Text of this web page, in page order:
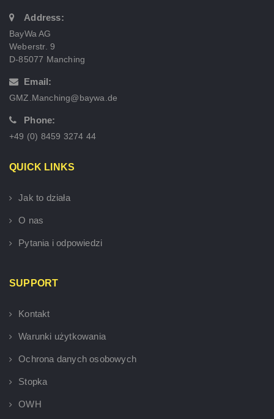
Address:
BayWa AG
Weberstr. 9
D-85077 Manching
Email:
GMZ.Manching@baywa.de
Phone:
+49 (0) 8459 3274 44
QUICK LINKS
Jak to działa
O nas
Pytania i odpowiedzi
SUPPORT
Kontakt
Warunki użytkowania
Ochrona danych osobowych
Stopka
OWH